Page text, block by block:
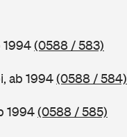
1994(0588 / 583)
ab 1994(0588 / 584)
1994(0588 / 585)